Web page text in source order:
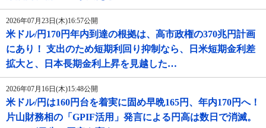
2026年07月23日(木)16:57公開
米ドル/円170円年内到達の根拠は、高市政権の370兆円計画
にあり！ 支出のため短期利回り抑制なら、日米短期金利差
拡大と、日本長期金利上昇を見越した…
2026年07月16日(木)15:48公開
米ドル/円は160円台を着実に固め早晩165円、年内170円へ！
片山財務相の「GPIF活用」発言による円高は数日で消滅。